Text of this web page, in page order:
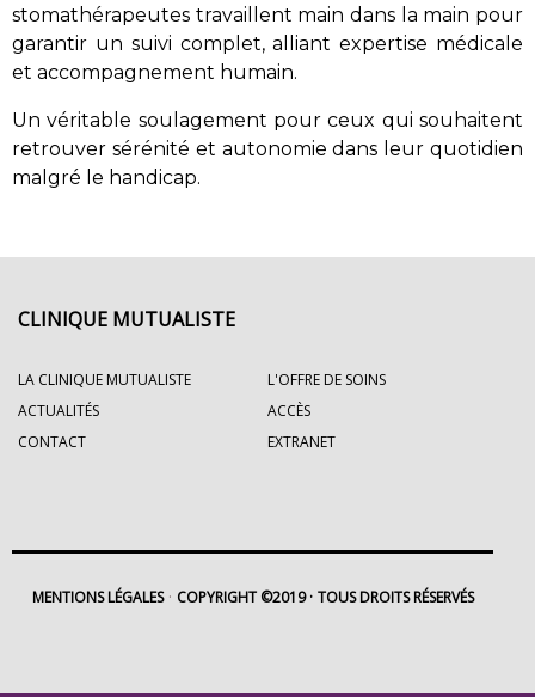
stomathérapeutes travaillent main dans la main pour
garantir un suivi complet, alliant expertise médicale
et accompagnement humain.
Un véritable soulagement pour ceux qui souhaitent
retrouver sérénité et autonomie dans leur quotidien
malgré le handicap.
CLINIQUE MUTUALISTE
LA CLINIQUE MUTUALISTE
L'OFFRE DE SOINS
ACTUALITÉS
ACCÈS
CONTACT
EXTRANET
MENTIONS LÉGALES COPYRIGHT ©2019 TOUS DROITS RÉSERVÉS